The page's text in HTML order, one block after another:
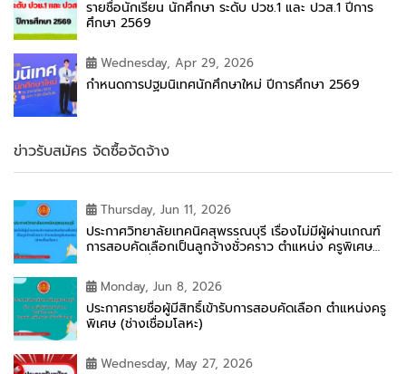
รายชื่อนักเรียน นักศึกษา ระดับ ปวช.1 และ ปวส.1 ปีการ
ศึกษา 2569
Wednesday, Apr 29, 2026
กำหนดการปฐมนิเทศนักศึกษาใหม่ ปีการศึกษา 2569
ข่าวรับสมัคร จัดซื้อจัดจ้าง
Thursday, Jun 11, 2026
ประกาศวิทยาลัยเทคนิคสุพรรณบุรี เรื่องไม่มีผู้ผ่านเกณฑ์
การสอบคัดเลือกเป็นลูกจ้างชั่วคราว ตำแหน่ง ครูพิเศษ
Monday, Jun 8, 2026
ประกาศรายชื่อผู้มีสิทธิ์เข้ารับการสอบคัดเลือก ตำแหน่งครู
พิเศษ (ช่างเชื่อมโลหะ)
Wednesday, May 27, 2026